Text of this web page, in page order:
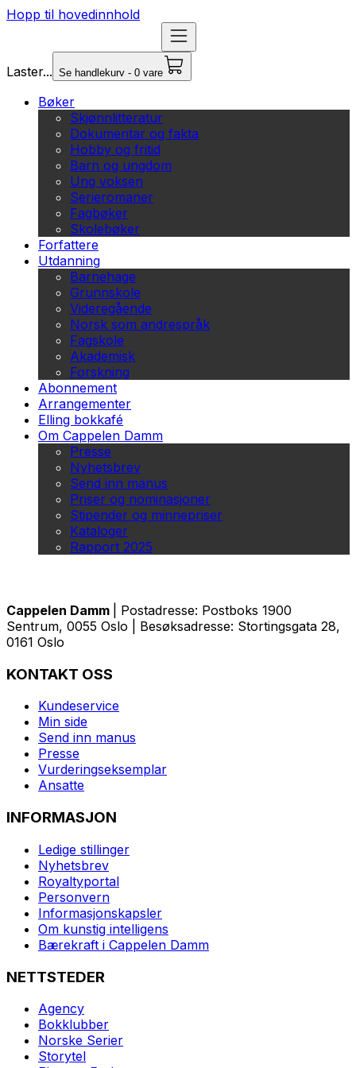
Hopp til hovedinnhold
Laster... Se handlekurv - 0 vare
Bøker
Skjønnlitteratur
Dokumentar og fakta
Hobby og fritid
Barn og ungdom
Ung voksen
Serieromaner
Fagbøker
Skolebøker
Forfattere
Utdanning
Barnehage
Grunnskole
Videregående
Norsk som andrespråk
Fagskole
Akademisk
Forskning
Abonnement
Arrangementer
Elling bokkafé
Om Cappelen Damm
Presse
Nyhetsbrev
Send inn manus
Priser og nominasjoner
Stipender og minnepriser
Kataloger
Rapport 2025
Cappelen Damm
| Postadresse: Postboks 1900
Sentrum, 0055 Oslo | Besøksadresse: Stortingsgata 28,
0161 Oslo
KONTAKT OSS
Kundeservice
Min side
Send inn manus
Presse
Vurderingseksemplar
Ansatte
INFORMASJON
Ledige stillinger
Nyhetsbrev
Royaltyportal
Personvern
Informasjonskapsler
Om kunstig intelligens
Bærekraft i Cappelen Damm
NETTSTEDER
Agency
Bokklubber
Norske Serier
Storytel